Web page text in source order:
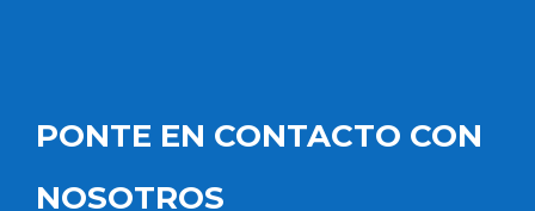
PONTE EN CONTACTO CON
NOSOTROS